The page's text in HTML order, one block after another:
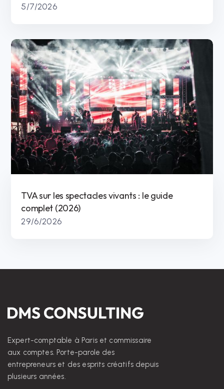
5/7/2026
TVA sur les spectacles vivants : le guide
complet (2026)
29/6/2026
Expert-comptable à Paris et commissaire
aux comptes. Porte-parole des
entrepreneurs et des esprits créatifs depuis
plusieurs années.